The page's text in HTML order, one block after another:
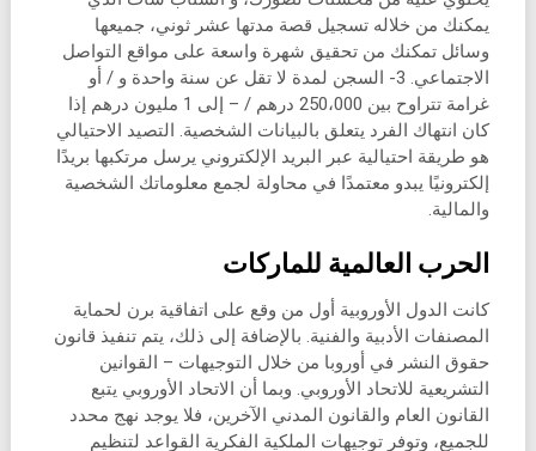
يمكنك من خلاله تسجيل قصة مدتها عشر ثوني، جميعها
وسائل تمكنك من تحقيق شهرة واسعة على مواقع التواصل
الاجتماعي. 3- السجن لمدة لا تقل عن سنة واحدة و / أو
غرامة تتراوح بين 250،000 درهم / – إلى 1 مليون درهم إذا
كان انتهاك الفرد يتعلق بالبيانات الشخصية. التصيد الاحتيالي
هو طريقة احتيالية عبر البريد الإلكتروني يرسل مرتكبها بريدًا
إلكترونيًا يبدو معتمدًا في محاولة لجمع معلوماتك الشخصية
والمالية.
الحرب العالمية للماركات
كانت الدول الأوروبية أول من وقع على اتفاقية برن لحماية
المصنفات الأدبية والفنية. بالإضافة إلى ذلك، يتم تنفيذ قانون
حقوق النشر في أوروبا من خلال التوجيهات – القوانين
التشريعية للاتحاد الأوروبي. وبما أن الاتحاد الأوروبي يتبع
القانون العام والقانون المدني الآخرين، فلا يوجد نهج محدد
للجميع، وتوفر توجيهات الملكية الفكرية القواعد لتنظيم